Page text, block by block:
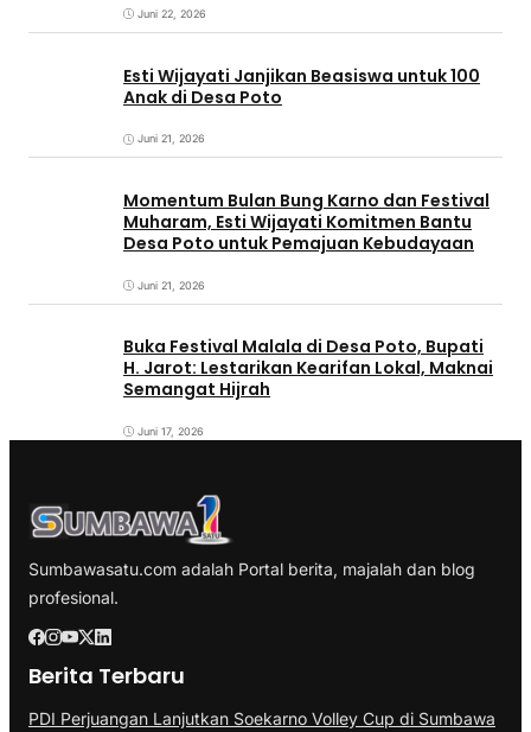
Juni 22, 2026
Esti Wijayati Janjikan Beasiswa untuk 100
Anak di Desa Poto
Juni 21, 2026
Momentum Bulan Bung Karno dan Festival
Muharam, Esti Wijayati Komitmen Bantu
Desa Poto untuk Pemajuan Kebudayaan
Juni 21, 2026
Buka Festival Malala di Desa Poto, Bupati
H. Jarot: Lestarikan Kearifan Lokal, Maknai
Semangat Hijrah
Juni 17, 2026
Sumbawasatu.com adalah Portal berita, majalah dan blog
profesional.
Berita Terbaru
PDI Perjuangan Lanjutkan Soekarno Volley Cup di Sumbawa